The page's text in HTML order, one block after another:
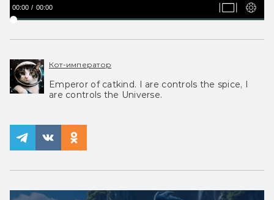
00:00 00:00
Кот-император
Emperor of catkind. I are controls the spice, I
are controls the Universe.